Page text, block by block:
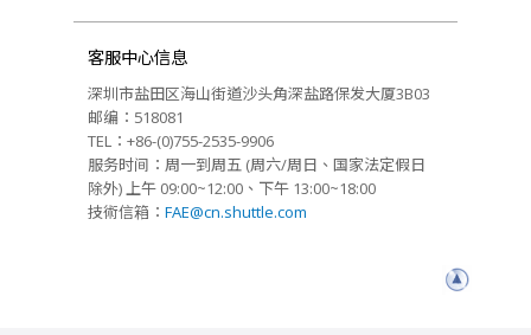
客服中心信息
深圳市盐田区海山街道沙头角深盐路保发大厦3B03
邮编：518081
TEL：+86-(0)755-2535-9906
服务时间：周一到周五 (周六/周日、国家法定假日
除外) 上午 09:00~12:00、下午 13:00~18:00
技術信箱： FAE@cn.shuttle.com